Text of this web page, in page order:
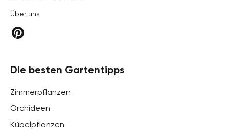
Über uns
Die besten Gartentipps
Zimmerpflanzen
Orchideen
Kübelpflanzen